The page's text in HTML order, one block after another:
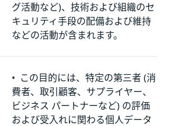
グ活動など)、技術および組織のセ
キュリティ手段の配備および維持
などの活動が含まれます。
• この目的には、特定の第三者 (消
費者、取引顧客、サプライヤー、
ビジネス パートナーなど) の評価
および受入れに関わる個人データ